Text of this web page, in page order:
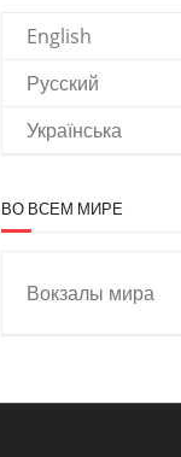
English
Русский
Українська
ВО ВСЕМ МИРЕ
Вокзалы мира